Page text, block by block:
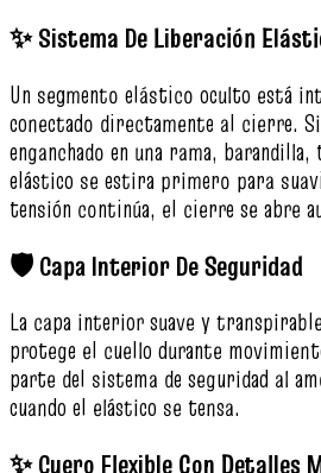
✨ Sistema De Liberación
Un segmento elástico oculto está
conectado directamente al cierre.
enganchado en una rama,
elástico se estira primero para
tensión continúa, el cierre se abre
🛡️ Capa Interior De Seguridad
La capa interior suave y
protege el cuello durante
parte del sistema de seguridad al
cuando el elástico se tensa.
✨ Cuero Flexible Con Detalles